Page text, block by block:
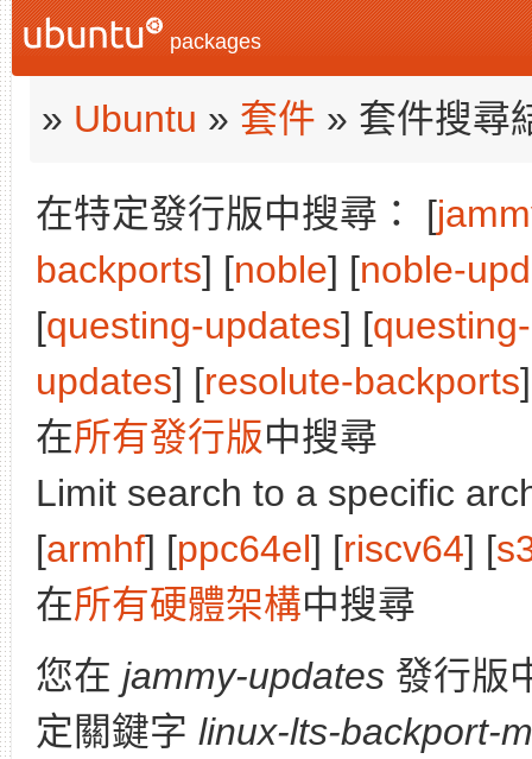
packages
» Ubuntu » 套件 » 套件搜尋
在特定發行版中搜尋： [
backports] [noble] [noble-
[questing-updates] [
updates] [resolute-backports
在所有發行版中搜尋
Limit search to a specific
[armhf] [ppc64el] [riscv64] [
在所有硬體架構中搜尋
您在 jammy-updates 發行版
定關鍵字 linux-lts-backport-